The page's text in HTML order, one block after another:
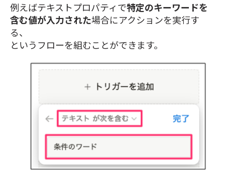
例えばテキストプロパティで特定のキーワードを
含む値が入力された場合にアクションを実行す
る、
というフローを組むことができます。